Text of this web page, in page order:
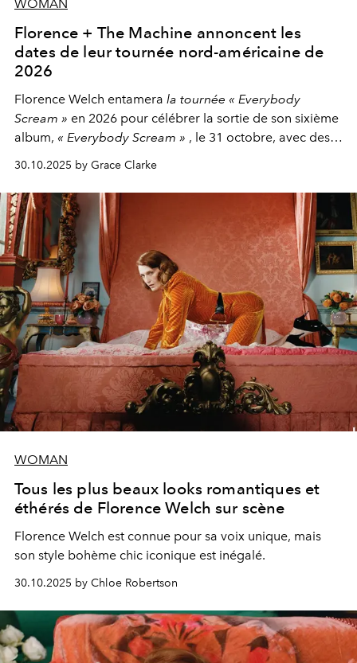
WOMAN
Florence + The Machine annoncent les
dates de leur tournée nord-américaine de
2026
Florence Welch entamera la tournée « Everybody
Scream » en 2026 pour célébrer la sortie de son sixième
album, « Everybody Scream » , le 31 octobre, avec des
30.10.2025 by Grace Clarke
WOMAN
Tous les plus beaux looks romantiques et
éthérés de Florence Welch sur scène
Florence Welch est connue pour sa voix unique, mais
son style bohème chic iconique est inégalé.
30.10.2025 by Chloe Robertson